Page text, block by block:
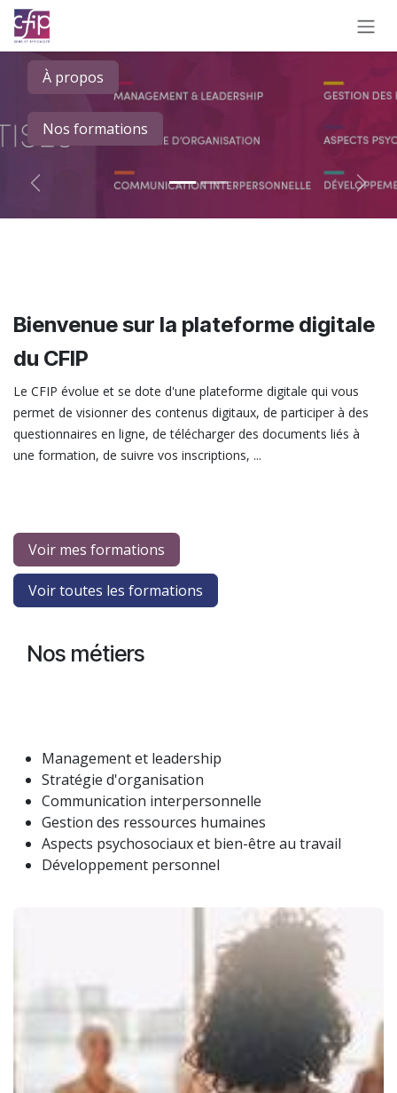
Se rendre au contenu
À propos
Nos formations
Précédent
Bienvenue sur la plateforme digitale
du CFIP
Le CFIP évolue et se dote d'une plateforme digitale qui vous
permet de visionner des contenus digitaux, de participer à des
questionnaires en ligne, de télécharger des documents liés à
une formation, de suivre vos inscriptions, ...
Voir mes formations
Voir toutes les formations
Nos métiers
Management et leadership
Stratégie d'organisation
Communication interpersonnelle
Gestion des ressources humaines
Aspects psychosociaux et bien-être au travail
Développement personnel